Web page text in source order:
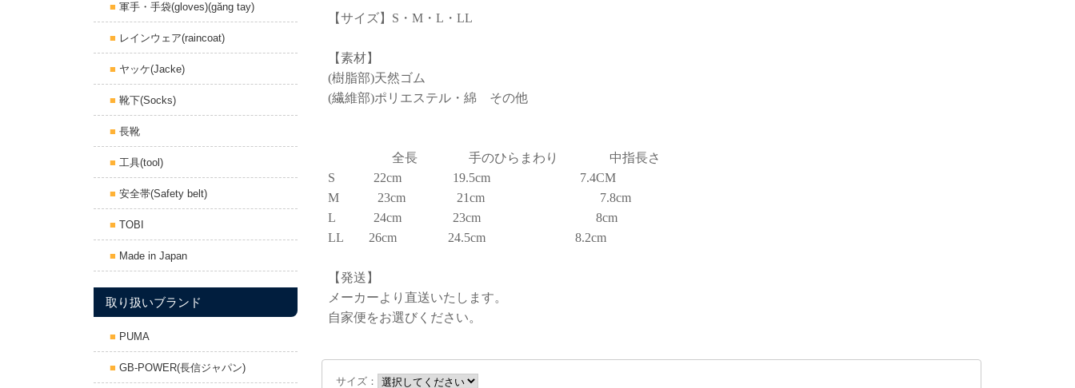
【サイズ】S・M・L・LL
【素材】
(樹脂部)天然ゴム
(繊維部)ポリエステル・綿 その他
全長 手のひらまわり 中指長さ
S 22cm 19.5cm 7.4CM
M 23cm 21cm 7.8cm
L 24cm 23cm 8cm
LL 26cm 24.5cm 8.2cm
【発送】
メーカーより直送いたします。
自家便をお選びください。
サイズ：
軍手・手袋(gloves)(găng tay)
レインウェア(raincoat)
ヤッケ(Jacke)
靴下(Socks)
長靴
工具(tool)
安全帯(Safety belt)
TOBI
Made in Japan
取り扱いブランド
PUMA
GB-POWER(長信ジャパン)